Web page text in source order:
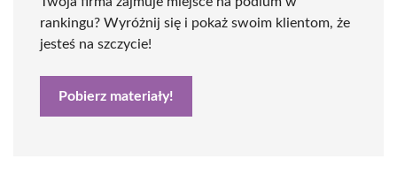
rankingu? Wyróżnij się i pokaż swoim klientom, że
jesteś na szczycie!
Pobierz materiały!